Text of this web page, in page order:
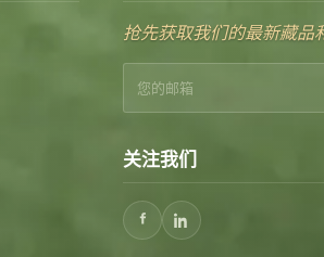
抢先获取我们的最新藏品
关注我们